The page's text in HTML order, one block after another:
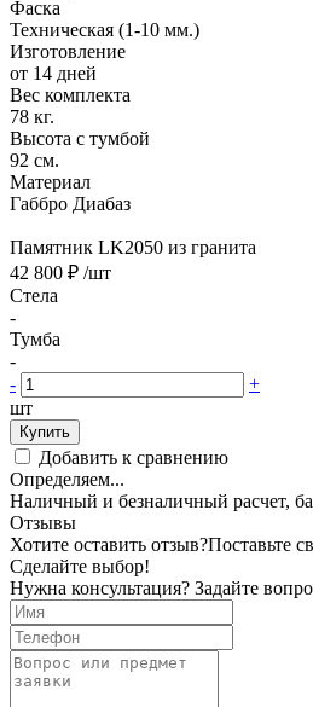
Фаска
Техническая (1-10 мм.)
Изготовление
от 14 дней
Вес комплекта
78 кг.
Высота с тумбой
92 см.
Материал
Габбро Диабаз
Памятник LK2050 из гранита
42 800 ₽ /шт
Стела
-
Тумба
-
-
+
шт
Купить
Добавить к сравнению
Определяем...
Наличный и безналичный расчет,
Отзывы
Хотите оставить отзыв?Поставьте
Сделайте выбор!
Нужна консультация? Задайте